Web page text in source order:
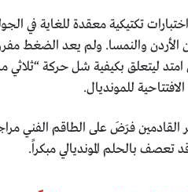
تكتيكية معقدة للغاية في
أمام كل من الأردن والنمسا. ولم يعد
ليتعلق بكيفية شل حركة “ثلاثي
للمونديال.
القادمين فرَضَ على الطاقم الفني
بالحلم المونديالي مبكراً.